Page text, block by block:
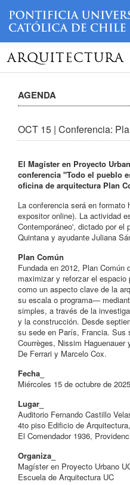
ARQUITECTURA
AGENDA
OCT 15 | Conferencia:
El Magíster en Proyecto
conferencia "Todo el pueblo
oficina de arquitectura Plan
La conferencia será en formato
expositor online). La actividad
Contemporáneo', dictado por el
Quintana y ayudante Juliana
Plan Común
Fundada en 2012, Plan Común
maximizar y reforzar el
como un aspecto clave de la
su escala o programa—
simples, a través de la
y la construcción. Desde
su sede en París, Francia. Sus
Courrèges, Nissim
De Ferrari y Marcelo Cox.
Fecha_
Miércoles 15 de octubre de
Lugar_
Auditorio Fernando Castillo
4to piso Edificio de
El Comendador 1936,
Organiza_
Magíster en Proyecto Urbano
Escuela de Arquitectura UC